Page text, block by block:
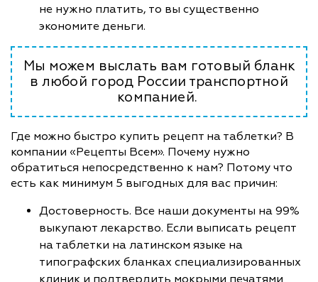
не нужно платить, то вы существенно
экономите деньги.
Мы можем выслать вам готовый бланк
в любой город России транспортной
компанией.
Где можно быстро купить рецепт на таблетки? В
компании «Рецепты Всем». Почему нужно
обратиться непосредственно к нам? Потому что
есть как минимум 5 выгодных для вас причин:
Достоверность. Все наши документы на 99%
выкупают лекарство. Если выписать рецепт
на таблетки на латинском языке на
типографских бланках специализированных
клиник и подтвердить мокрыми печатями